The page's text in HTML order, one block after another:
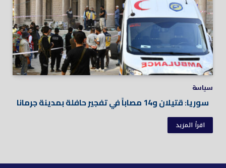
سياسة
سوريا: قتيلان و14 مصاباً في تفجير حافلة بمدينة جرمانا
اقرأ المزيد